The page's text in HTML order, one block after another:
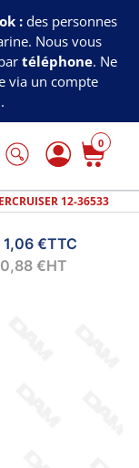
: des personnes
Nous vous
téléphone. Ne
via un compte
0
12-36533
1,06 €TTC
0,88 €HT